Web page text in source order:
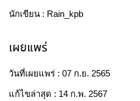
นักเขียน : Rain_kpb
เผยแพร่
วันที่เผยแพร่ : 07 ก.ย. 2565
แก้ไขล่าสุด : 14 ก.พ. 2567